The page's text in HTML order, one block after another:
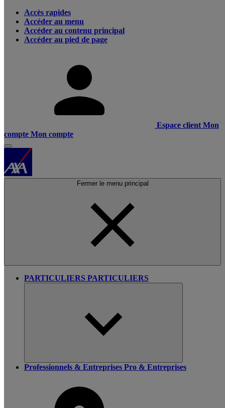
Accès rapides
Accéder au menu
Accéder au contenu principal
Accéder au pied de page
Espace client Mon
compte Mon compte
Fermer le menu principal
PARTICULIERS PARTICULIERS
Professionnels & Entreprises Pro & Entreprises